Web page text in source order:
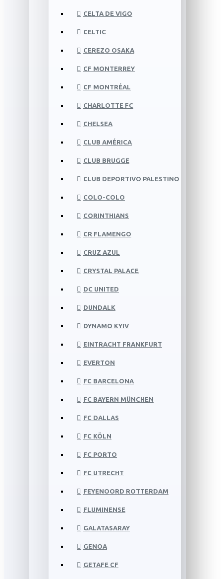
CELTA DE VIGO
CELTIC
CEREZO OSAKA
CF MONTERREY
CF MONTRÉAL
CHARLOTTE FC
CHELSEA
CLUB AMÉRICA
CLUB BRUGGE
CLUB DEPORTIVO PALESTINO
COLO-COLO
CORINTHIANS
CR FLAMENGO
CRUZ AZUL
CRYSTAL PALACE
DC UNITED
DUNDALK
DYNAMO KYIV
EINTRACHT FRANKFURT
EVERTON
FC BARCELONA
FC BAYERN MÜNCHEN
FC DALLAS
FC KÖLN
FC PORTO
FC UTRECHT
FEYENOORD ROTTERDAM
FLUMINENSE
GALATASARAY
GENOA
GETAFE CF